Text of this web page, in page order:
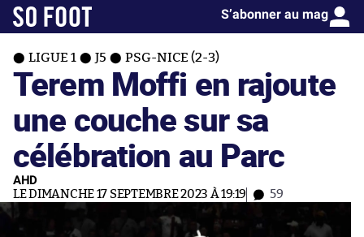
S’abonner au mag
LIGUE 1 J5 PSG-NICE (2-3)
Terem Moffi en rajoute
une couche sur sa
célébration au Parc
AHD
LE DIMANCHE 17 SEPTEMBRE 2023 À 19:19 59